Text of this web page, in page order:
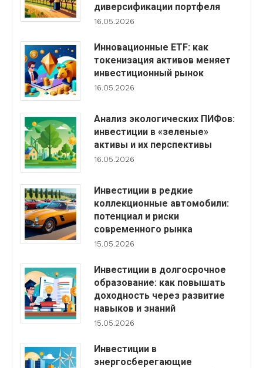
диверсификации портфеля
16.05.2026
Инновационные ETF: как
токенизация активов меняет
инвестиционный рынок
16.05.2026
Анализ экологических ПИФов:
инвестиции в «зеленые»
активы и их перспективы
16.05.2026
Инвестиции в редкие
коллекционные автомобили:
потенциал и риски
современного рынка
15.05.2026
Инвестиции в долгосрочное
образование: как повышать
доходность через развитие
навыков и знаний
15.05.2026
Инвестиции в
энергосберегающие